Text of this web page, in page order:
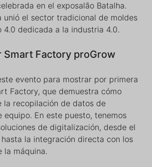
en el exposalão Batalha.
unió el sector tradicional de moldes
4.0 dedicada a la industria 4.0.
Smart Factory proGrow
evento para mostrar por primera
Factory, que demuestra cómo
la recopilación de datos de
equipo. En este puesto, tenemos
de digitalización, desde el
hasta la integración directa con los
la máquina.